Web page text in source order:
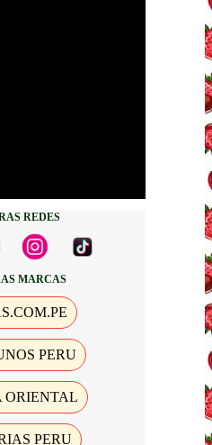
REDES
MARCAS
PERU
ORIENTAL
PERU